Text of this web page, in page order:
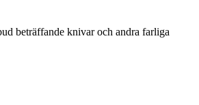
beträffande knivar och andra farliga